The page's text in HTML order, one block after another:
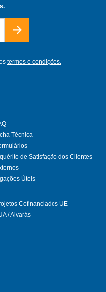
termos e condições.
Técnica
de Satisfação dos Clientes
Úteis
Cofinanciados UE
/ Alvarás